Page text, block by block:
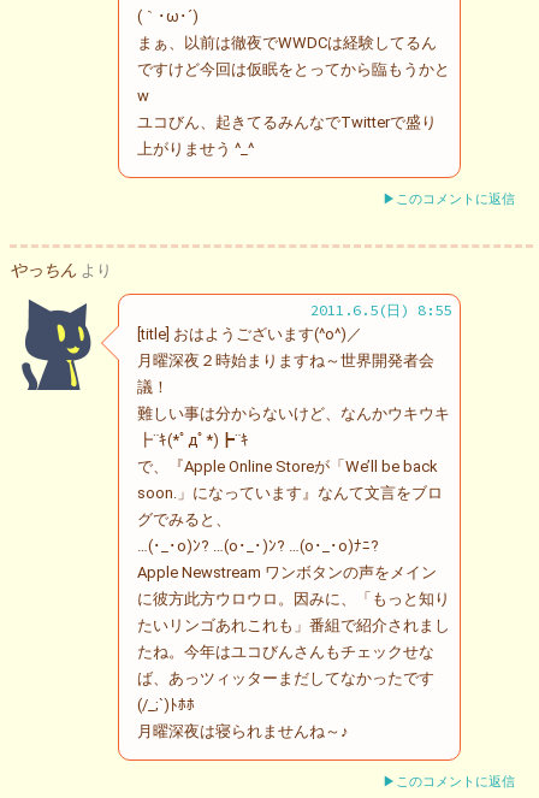
(｀･ω･´)ゞ
まぁ、以前は徹夜でWWDCは経験してるん
ですけど今回は仮眠をとってから臨もうかと
w
ユコびん、起きてるみんなでTwitterで盛り
上がりませう ^_^
▶このコメントに返信
やっちん より
2011.6.5(日) 8:55
[title] おはようございます(^o^)／
月曜深夜２時始まりますね～世界開発者会
議！
難しい事は分からないけど、なんかウキウキ
┣¨ｷ(*ﾟдﾟ*)┣¨ｷ
で、『Apple Online Storeが「We’ll be back
soon.」になっています』なんて文言をブロ
グでみると、
…(･_･o)ﾝ? …(o･_･)ﾝ? …(o･_･o)ﾅﾆ?
Apple Newstream ワンボタンの声をメイン
に彼方此方ウロウロ。因みに、「もっと知り
たいリンゴあれこれも」番組で紹介されまし
たね。今年はユコびんさんもチェックせな
ば、あっツィッターまだしてなかったです
(/_;`)ﾄﾎﾎ
月曜深夜は寝られませんね～♪
▶このコメントに返信